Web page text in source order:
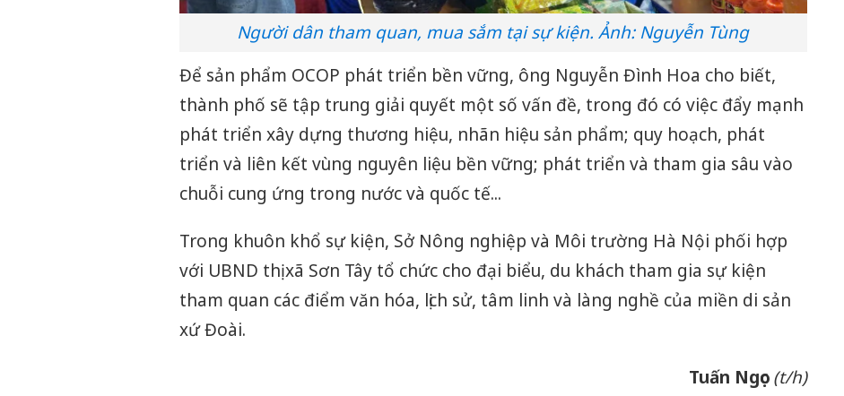
Người dân tham quan, mua sắm tại sự kiện. Ảnh: Nguyễn Tùng
Để sản phẩm OCOP phát triển bền vững, ông Nguyễn Đình Hoa cho biết,
thành phố sẽ tập trung giải quyết một số vấn đề, trong đó có việc đẩy mạnh
phát triển xây dựng thương hiệu, nhãn hiệu sản phẩm; quy hoạch, phát
triển và liên kết vùng nguyên liệu bền vững; phát triển và tham gia sâu vào
chuỗi cung ứng trong nước và quốc tế...
Trong khuôn khổ sự kiện, Sở Nông nghiệp và Môi trường Hà Nội phối hợp
với UBND thị xã Sơn Tây tổ chức cho đại biểu, du khách tham gia sự kiện
tham quan các điểm văn hóa, lịch sử, tâm linh và làng nghề của miền di sản
xứ Đoài.
Tuấn Ngọc(t/h)
Công an
bán yến sào giả